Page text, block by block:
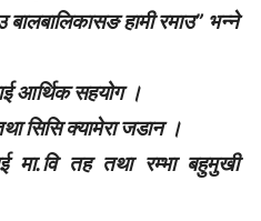
हामी रमाउ” भन्ने
आर्थिक सहयोग ।
सिसि क्यामेरा जडान ।
तह तथा रम्भा बहुमुखी